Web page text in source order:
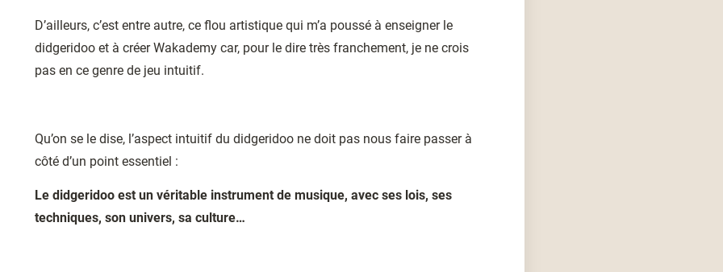
D’ailleurs, c’est entre autre, ce flou artistique qui m’a poussé à enseigner le
didgeridoo et à créer Wakademy car, pour le dire très franchement, je ne crois
pas en ce genre de jeu intuitif.
Qu’on se le dise, l’aspect intuitif du didgeridoo ne doit pas nous faire passer à
côté d’un point essentiel :
Le didgeridoo est un véritable instrument de musique, avec ses lois, ses
techniques, son univers, sa culture…